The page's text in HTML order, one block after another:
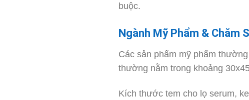
buộc.
Ngành Mỹ Phẩm & Chăm
Các sản phẩm mỹ phẩm
thường nằm trong khoảng
Kích thước tem cho lọ serum,